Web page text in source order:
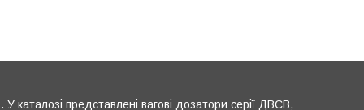
каталозі представлені вагові дозатори серії ДВСВ,